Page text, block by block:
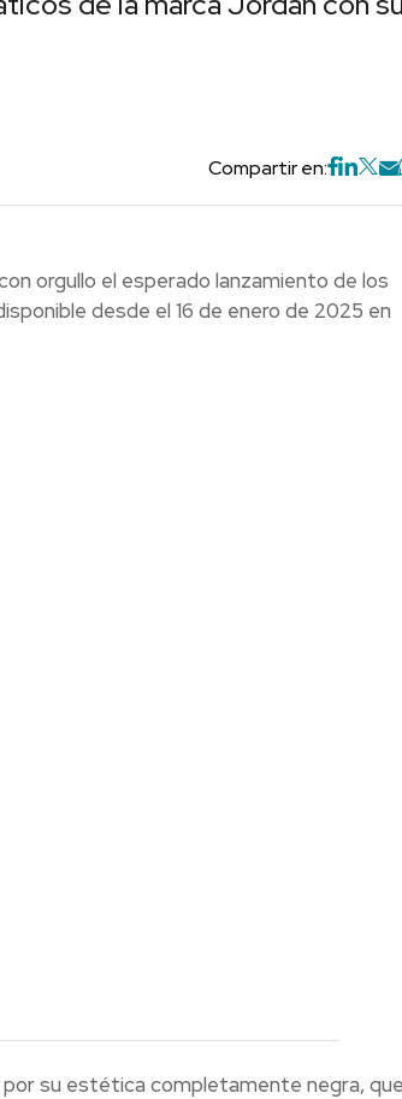
Compartir en:
orgullo el esperado lanzamiento de los
desde el 16 de enero de 2025 en
por su estética completamente negra, que